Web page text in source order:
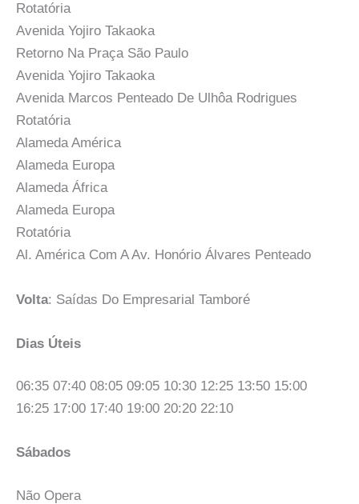
Rotatória
Avenida Yojiro Takaoka
Retorno Na Praça São Paulo
Avenida Yojiro Takaoka
Avenida Marcos Penteado De Ulhôa Rodrigues
Rotatória
Alameda América
Alameda Europa
Alameda África
Alameda Europa
Rotatória
Al. América Com A Av. Honório Álvares Penteado
Volta: Saídas Do Empresarial Tamboré
Dias Úteis
06:35 07:40 08:05 09:05 10:30 12:25 13:50 15:00
16:25 17:00 17:40 19:00 20:20 22:10
Sábados
Não Opera